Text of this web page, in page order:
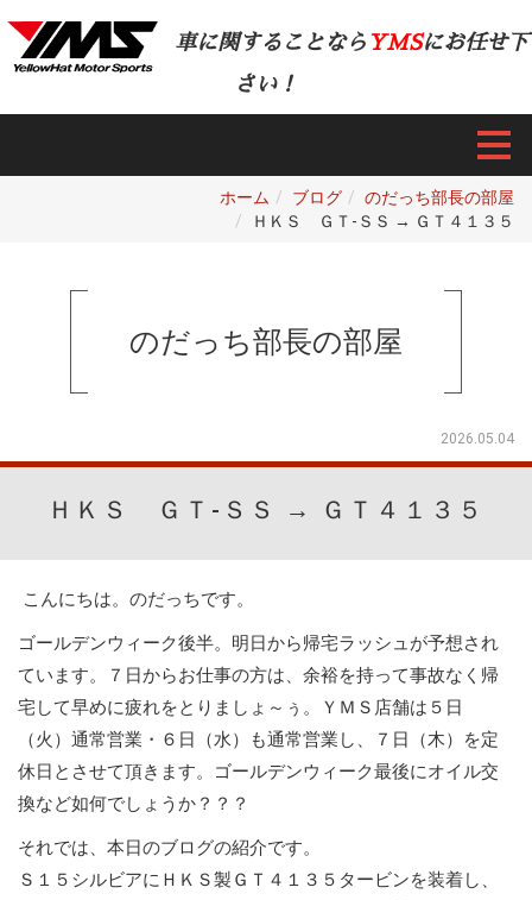
車に関することなら YMSにお任せ下
さい！
ホーム ブログ
のだっち部長の部屋
ＨＫＳ ＧＴ-ＳＳ → ＧＴ４１３５
のだっち部長の部屋
2026.05.04
ＨＫＳ ＧＴ-ＳＳ → ＧＴ４１３５
こんにちは。のだっちです。
ゴールデンウィーク後半。明日から帰宅ラッシュが予想され
ています。７日からお仕事の方は、余裕を持って事故なく帰
宅して早めに疲れをとりましょ～ぅ。ＹＭＳ店舗は５日
（火）通常営業・６日（水）も通常営業し、７日（木）を定
休日とさせて頂きます。ゴールデンウィーク最後にオイル交
換など如何でしょうか？？？
それでは、本日のブログの紹介です。
Ｓ１５シルビアにＨＫＳ製ＧＴ４１３５タービンを装着し、